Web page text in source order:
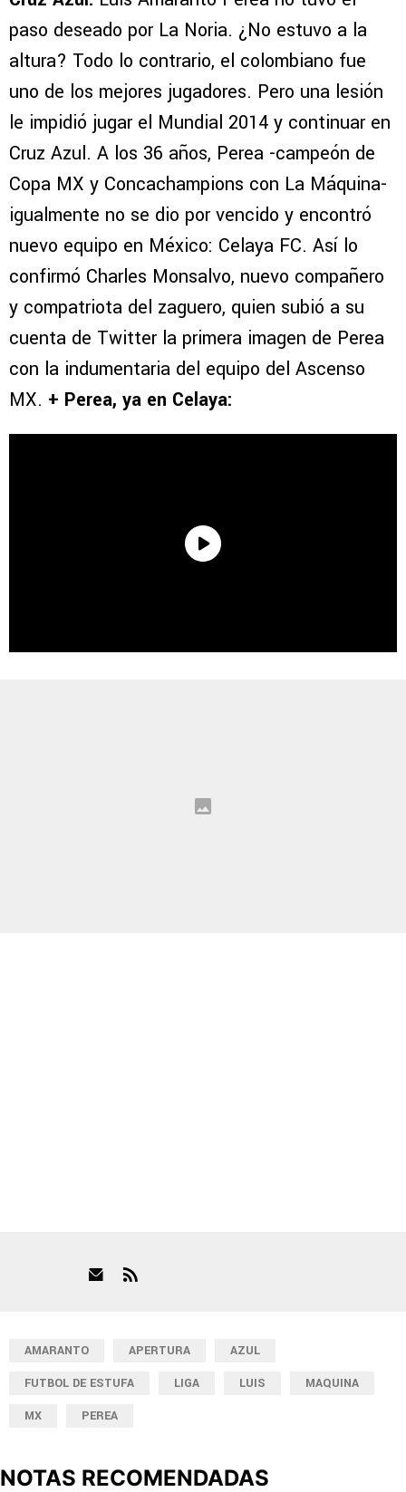
paso deseado por La Noria. ¿No estuvo a la
altura? Todo lo contrario, el colombiano fue
uno de los mejores jugadores. Pero una lesión
le impidió jugar el Mundial 2014 y continuar en
Cruz Azul. A los 36 años, Perea -campeón de
Copa MX y Concachampions con La Máquina-
igualmente no se dio por vencido y encontró
nuevo equipo en México: Celaya FC. Así lo
confirmó Charles Monsalvo, nuevo compañero
y compatriota del zaguero, quien subió a su
cuenta de Twitter la primera imagen de Perea
con la indumentaria del equipo del Ascenso
MX. + Perea, ya en Celaya:
AMARANTO APERTURA
AZUL
FUTBOL DE ESTUFA
LIGA LUIS
MAQUINA
MX
PEREA
NOTAS RECOMENDADAS